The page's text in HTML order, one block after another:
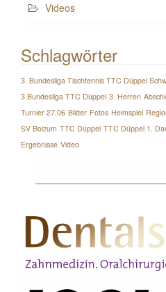
Videos
Schlagwörter
3. Bundesliga Tischtennis TTC Düppel
3.Bundesliga TTC Düppel 3. Herren
Turnier 27.06 Bilder Fotos Heimspiel
SV Bolzum TTC Düppel TTC Düppel 1.
Ergebnisse Video